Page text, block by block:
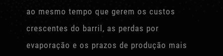
ao mesmo tempo que gerem os custos
crescentes do barril, as perdas por
evaporação e os prazos de produção mais